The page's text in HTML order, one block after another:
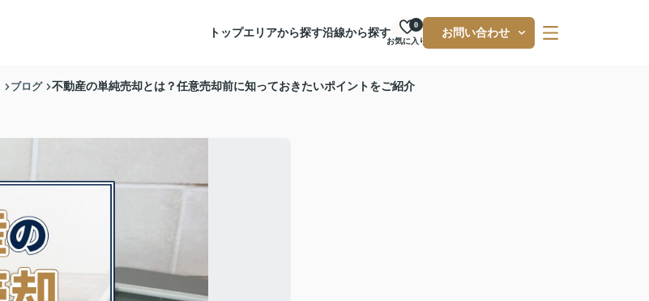
トップエリアから探す沿線から探す
お気に入り
0
お問い合わせ
ブログ 不動産の単純売却とは？任意売却前に知っておきたいポイントをご紹介